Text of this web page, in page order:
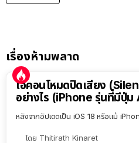
เรื่องห้ามพลาด
ไอคอนโหมดปิดเสียง
อย่างไร (iPhone รุ่นที่มีปุ่ม
หลังจากอัปเดตเป็น iOS 18 หรือแม้
โดย Thitirath Kinaret